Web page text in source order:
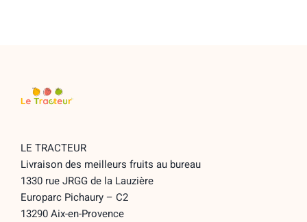
LE TRACTEUR
Livraison des meilleurs fruits au bureau
1330 rue JRGG de la Lauzière
Europarc Pichaury – C2
13290 Aix-en-Provence